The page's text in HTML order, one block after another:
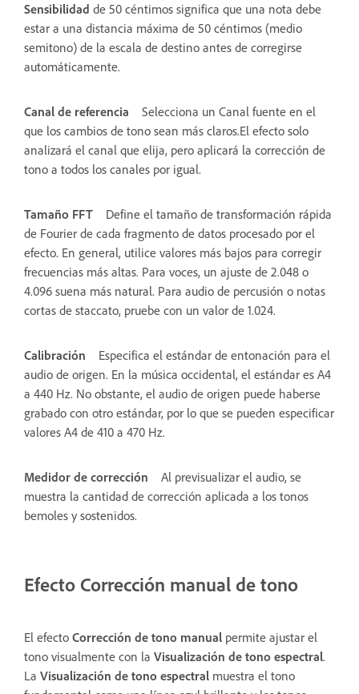
Sensibilidad de 50 céntimos significa que una nota debe
estar a una distancia máxima de 50 céntimos (medio
semitono) de la escala de destino antes de corregirse
automáticamente.
Canal de referencia
Selecciona un Canal fuente en el
que los cambios de tono sean más claros.El efecto solo
analizará el canal que elija, pero aplicará la corrección de
tono a todos los canales por igual.
Tamaño FFT
Define el tamaño de transformación rápida
de Fourier de cada fragmento de datos procesado por el
efecto. En general, utilice valores más bajos para corregir
frecuencias más altas. Para voces, un ajuste de 2.048 o
4.096 suena más natural. Para audio de percusión o notas
cortas de staccato, pruebe con un valor de 1.024.
Calibración
Especifica el estándar de entonación para el
audio de origen. En la música occidental, el estándar es A4
a 440 Hz. No obstante, el audio de origen puede haberse
grabado con otro estándar, por lo que se pueden especificar
valores A4 de 410 a 470 Hz.
Medidor de corrección
Al previsualizar el audio, se
muestra la cantidad de corrección aplicada a los tonos
bemoles y sostenidos.
Efecto Corrección manual de tono
El efecto Corrección de tono manual permite ajustar el
tono visualmente con la Visualización de tono espectral.
La Visualización de tono espectral muestra el tono